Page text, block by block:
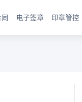
电子签章 印章管控